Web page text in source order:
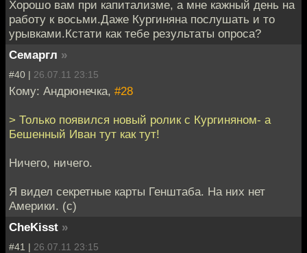
Хорошо вам при капитализме, а мне кажный день на
работу к восьми.Даже Кургиняна послушать и то
урывками.Кстати как тебе результаты опроса?
Семаргл »
#40 | 26.07.11 23:15
Кому: Андрюнечка, #28
> Только появился новый ролик с Кургиняном- а
Бешенный Иван тут как тут!
Ничего, ничего.
Я видел секретные карты Генштаба. На них нет
Америки. (с)
CheKisst »
#41 | 26.07.11 23:15